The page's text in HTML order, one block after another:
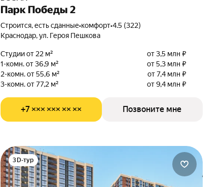
Парк Победы 2
Строится, есть сданные•комфорт•4.5 (322)
Краснодар, ул. Героя Пешкова
Студии от 22 м²
от 3,5 млн ₽
1-комн. от 36,9 м²
от 5,3 млн ₽
2-комн. от 55,6 м²
от 7,4 млн ₽
3-комн. от 77,2 м²
от 9,4 млн ₽
+7 ××× ××× ×× ×× Позвоните мне
3D-тур